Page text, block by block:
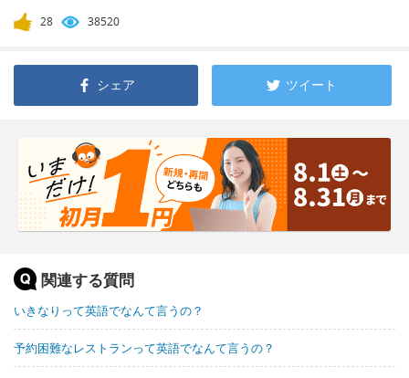
28 38520
シェア ツイート
関連する質問
いきなりって英語でなんて言うの？
予約困難なレストランって英語でなんて言うの？